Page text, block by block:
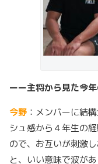
ーー主将から見た今
今野 ：メンバーに結
シュ感から４年生の
ので、お互いが刺激
と、いい意味で波が